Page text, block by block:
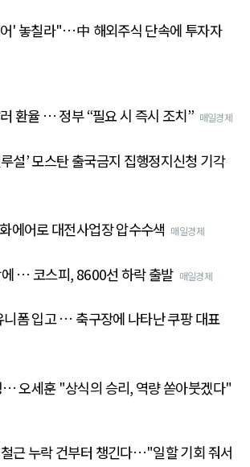
' 놓칠라"…中 해외주식 단속에 투자자
환율 … 정부 “필요 시 즉시 조치” 매일경제
설’ 모스탄 출국금지 집행정지신청 기각
에어로 대전사업장 압수수색 매일경제
… 코스피, 8600선 하락 출발 매일경제
니폼 입고 … 축구장에 나타난 쿠팡 대표
오세훈 "상식의 승리, 역량 쏟아붓겠다"
근 누락 건부터 챙긴다…"일할 기회 줘서